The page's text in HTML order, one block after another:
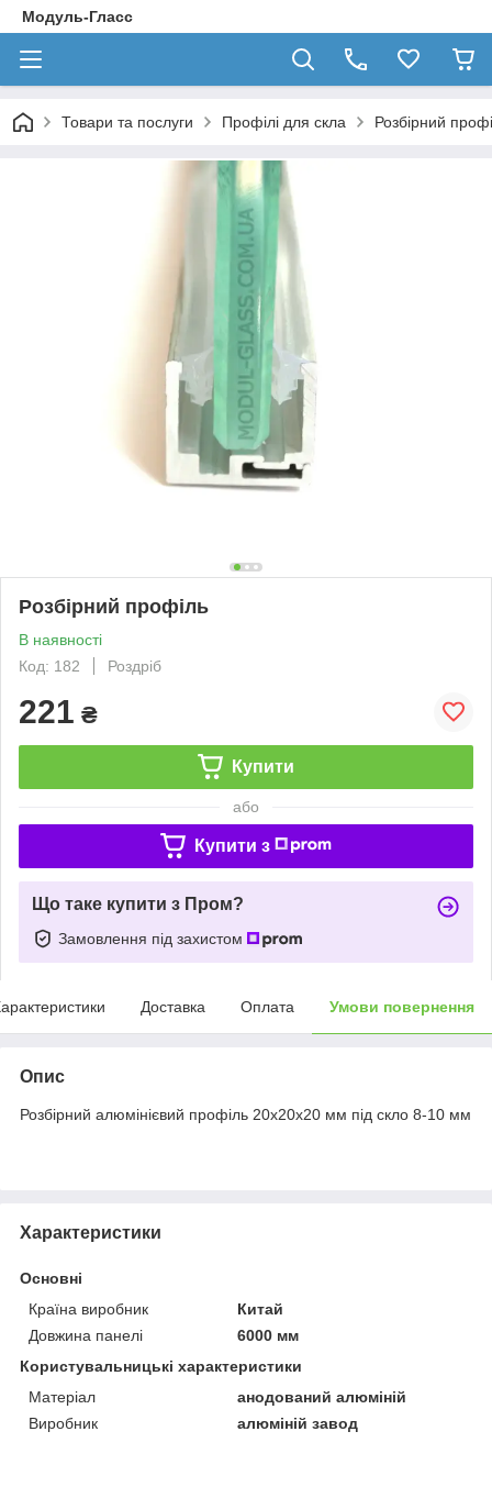
Модуль-Гласс
Товари та послуги Профілі для скла Розбірний
Розбірний профіль
В наявності
Код: 182
Роздріб
221 ₴
Купити
або
Купити з
Що таке купити з Пром?
Замовлення під захистом
Доставка Оплата Умови повернення
Опис
Розбірний алюмінієвий профіль 20х20х20 мм під скло 8-10 мм
Характеристики
Основні
Країна виробник
Китай
Довжина панелі
6000 мм
Користувальницькі характеристики
Матеріал
анодований алюміній
Виробник
алюміній завод